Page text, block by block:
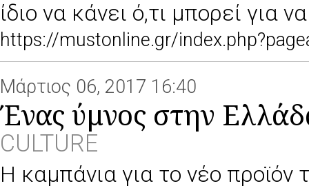
ίδιο να κάνει ό,τι μπορεί για
https://mustonline.gr/
Μάρτιος 06, 2017 16:40
Ένας ύμνος στην
CULTURE
Η καμπάνια για το νέο προϊόν